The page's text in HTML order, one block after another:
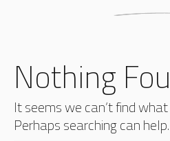
Nothing
It seems we can’t find what
Perhaps searching can help.